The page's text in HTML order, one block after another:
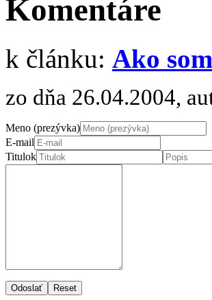
Komentáre
k článku: Ako
zo dňa 26.04.2004,
Meno (prezývka)
E-mail
Titulok
Odoslať Reset